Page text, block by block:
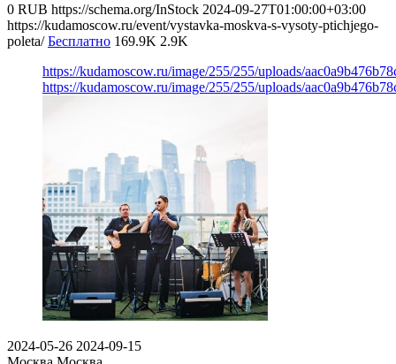
0 RUB https://schema.org/InStock 2024-09-27T01:00:00+03:00
https://kudamoscow.ru/event/vystavka-moskva-s-vysoty-ptichjego-
poleta/ Бесплатно 169.9K 2.9K
https://kudamoscow.ru/image/255/255/uploads/
https://kudamoscow.ru/image/255/255/uploads/
2024-05-26 2024-09-15